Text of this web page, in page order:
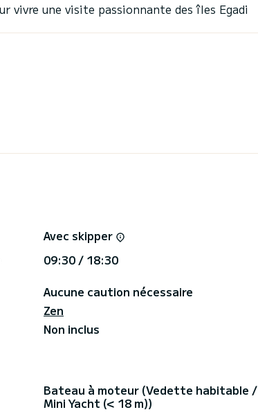
Avec skipper
09:30 / 18:30
Aucune caution nécessaire
Zen
Non inclus
Bateau à moteur (Vedette habitable /
Mini Yacht (< 18 m))